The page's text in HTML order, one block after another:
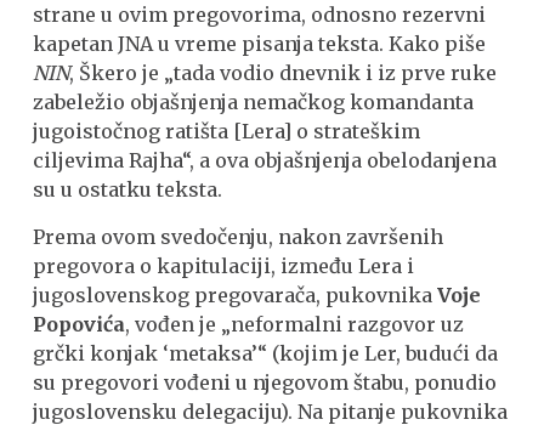
strane u ovim pregovorima, odnosno rezervni
kapetan JNA u vreme pisanja teksta. Kako piše
NIN, Škero je „tada vodio dnevnik i iz prve ruke
zabeležio objašnjenja nemačkog komandanta
jugoistočnog ratišta [Lera] o strateškim
ciljevima Rajha“, a ova objašnjenja obelodanjena
su u ostatku teksta.
Prema ovom svedočenju, nakon završenih
pregovora o kapitulaciji, između Lera i
jugoslovenskog pregovarača, pukovnikaVoje
Popovića, vođen je „neformalni razgovor uz
grčki konjak ‘metaksa’“ (kojim je Ler, budući da
su pregovori vođeni u njegovom štabu, ponudio
jugoslovensku delegaciju). Na pitanje pukovnika